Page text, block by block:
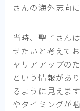
さんの海外志向
当時、聖子さん
せたいと考えて
ャリアアップの
という情報があ
るように見えま
やタイミングが